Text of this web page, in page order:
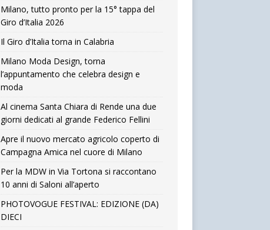
Milano, tutto pronto per la 15° tappa del
Giro d’Italia 2026
Il Giro d’Italia torna in Calabria
Milano Moda Design, torna
l’appuntamento che celebra design e
moda
Al cinema Santa Chiara di Rende una due
giorni dedicati al grande Federico Fellini
Apre il nuovo mercato agricolo coperto di
Campagna Amica nel cuore di Milano
Per la MDW in Via Tortona si raccontano
10 anni di Saloni all’aperto
PHOTOVOGUE FESTIVAL: EDIZIONE (DA)
DIECI